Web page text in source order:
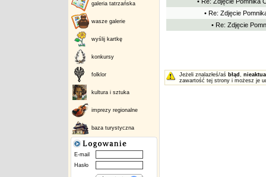
galeria tatrzańska
wasze galerie
wyślij kartkę
konkursy
folklor
kultura i sztuka
imprezy regionalne
baza turystyczna
E-mail
Hasło
• Re: Zdjęcie
• Re: Zdjęcie
Jeżeli znalazłeś/aś błąd ,
zawartość tej strony i możesz je